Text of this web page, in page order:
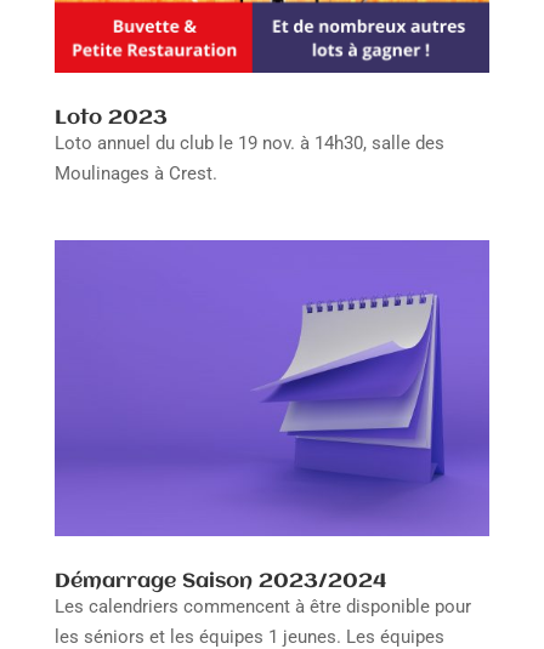
Loto 2023
Loto annuel du club le 19 nov. à 14h30, salle des
Moulinages à Crest.
Démarrage Saison 2023/2024
Les calendriers commencent à être disponible pour
les séniors et les équipes 1 jeunes. Les équipes